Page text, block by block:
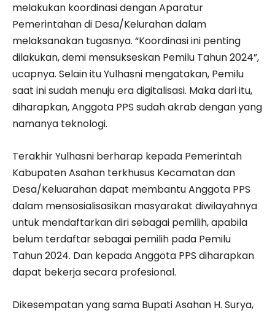
melakukan koordinasi dengan Aparatur
Pemerintahan di Desa/Kelurahan dalam
melaksanakan tugasnya. “Koordinasi ini penting
dilakukan, demi mensukseskan Pemilu Tahun 2024”,
ucapnya. Selain itu Yulhasni mengatakan, Pemilu
saat ini sudah menuju era digitalisasi. Maka dari itu,
diharapkan, Anggota PPS sudah akrab dengan yang
namanya teknologi.
Terakhir Yulhasni berharap kepada Pemerintah
Kabupaten Asahan terkhusus Kecamatan dan
Desa/Keluarahan dapat membantu Anggota PPS
dalam mensosialisasikan masyarakat diwilayahnya
untuk mendaftarkan diri sebagai pemilih, apabila
belum terdaftar sebagai pemilih pada Pemilu
Tahun 2024. Dan kepada Anggota PPS diharapkan
dapat bekerja secara profesional.
Dikesempatan yang sama Bupati Asahan H. Surya,